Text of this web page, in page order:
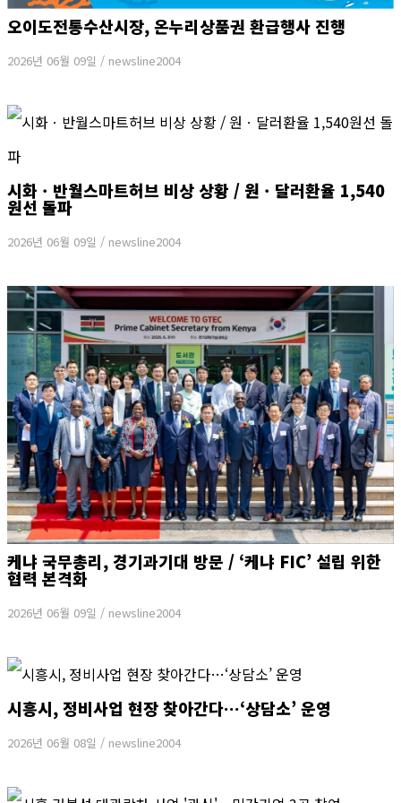
오이도전통수산시장, 온누리상품권 환급행사 진행
2026년 06월 09일 / newsline2004
시화ㆍ반월스마트허브 비상 상황 / 원ㆍ달러환율 1,540
원선 돌파
2026년 06월 09일 / newsline2004
케냐 국무총리, 경기과기대 방문 / ‘케냐 FIC’ 설립 위한
협력 본격화
2026년 06월 09일 / newsline2004
시흥시, 정비사업 현장 찾아간다…‘상담소’ 운영
2026년 06월 08일 / newsline2004